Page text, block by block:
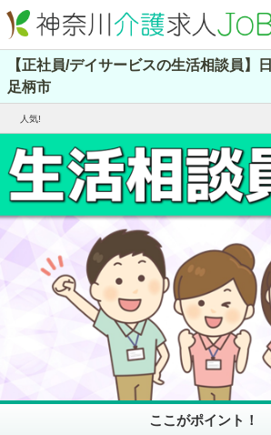
【正社員/デイサービスの生活相談員
足柄市
ここがポイント！